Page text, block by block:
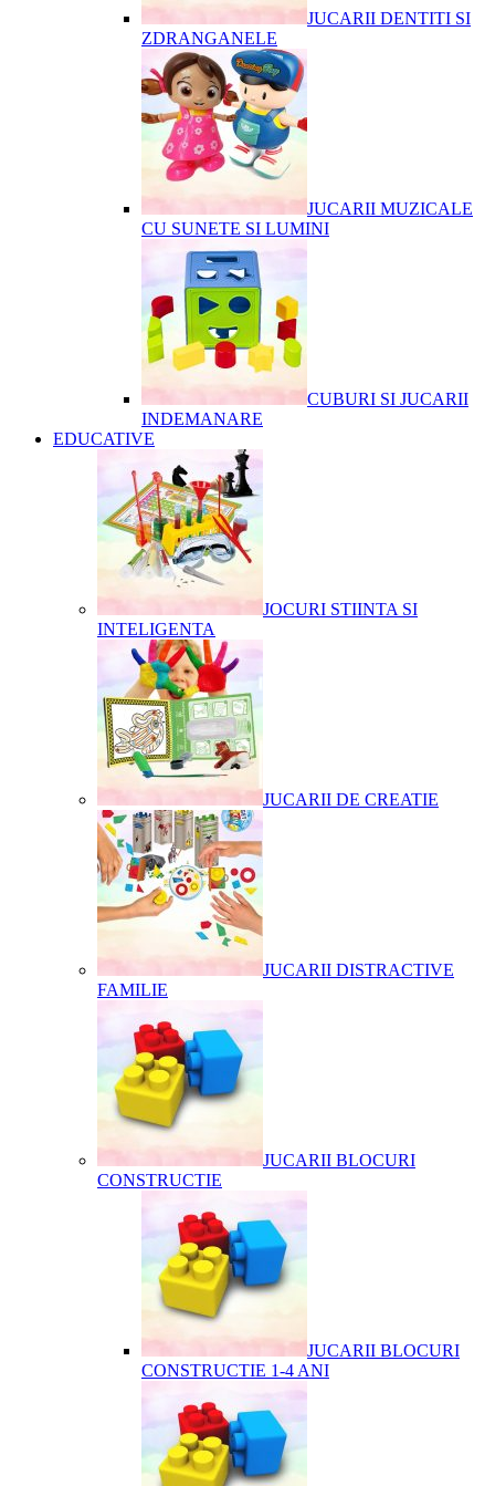
JUCARII DENTITI SI
ZDRANGANELE
JUCARII MUZICALE
CU SUNETE SI LUMINI
CUBURI SI JUCARII
INDEMANARE
EDUCATIVE
JOCURI STIINTA SI
INTELIGENTA
JUCARII DE CREATIE
JUCARII DISTRACTIVE
FAMILIE
JUCARII BLOCURI
CONSTRUCTIE
JUCARII BLOCURI
CONSTRUCTIE 1-4 ANI